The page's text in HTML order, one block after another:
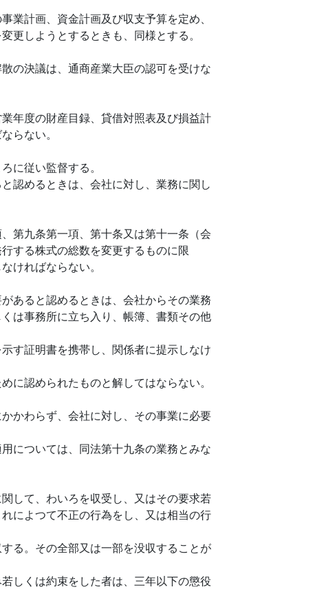
業計画、資金計画及び収支予算を定め、
更しようとするときも、同様とする。
の決議は、通商産業大臣の認可を受けな
年度の財産目録、貸借対照表及び損益計
らない。
に従い監督する。
認めるときは、会社に対し、業務に関し
第九条第一項、第十条又は第十一条（会
する株式の総数を変更するものに限
ければならない。
あると認めるときは、会社からその業務
は事務所に立ち入り、帳簿、書類その他
す証明書を携帯し、関係者に提示しなけ
に認められたものと解してはならない。
かわらず、会社に対し、その事業に必要
については、同法第十九条の業務とみな
して、わいろを収受し、又はその要求若
によつて不正の行為をし、又は相当の行
る。その全部又は一部を没収することが
しくは約束をした者は、三年以下の懲役